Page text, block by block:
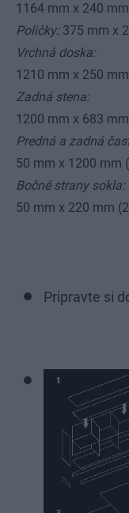
1164 mm x 240
Poličky:375 mm x
Vrchná doska:
1210 mm x 250
Zadná stena:
1200 mm x 683
Predná a zadná
50 mm x 1200 mm
Bočné strany sokla:
50 mm x 220 mm
Pripravte si